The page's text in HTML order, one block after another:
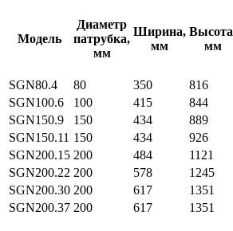
Модель
Диаметр
патрубка,
мм
Ширина,
мм
мм
SGN80.4
80 350 816
SGN100.6
100 415 844
SGN150.9
150 434 889
SGN150.11 150 434 926
SGN200.15 200 484 1121
SGN200.22 200 578 1245
SGN200.30 200 617 1351
SGN200.37 200 617 1351